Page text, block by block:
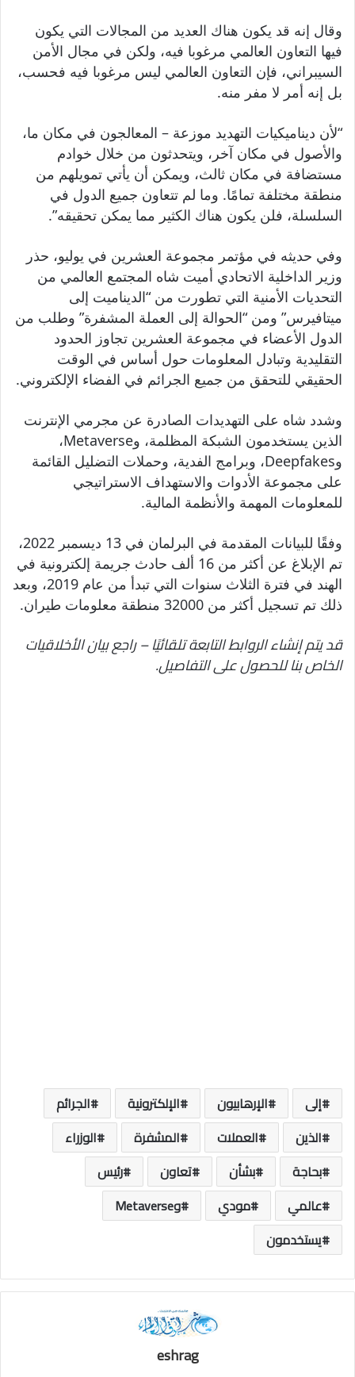
وقال إنه قد يكون هناك العديد من المجالات التي يكون
فيها التعاون العالمي مرغوبا فيه، ولكن في مجال الأمن
السيبراني، فإن التعاون العالمي ليس مرغوبا فيه فحسب،
بل إنه أمر لا مفر منه.
“لأن ديناميكيات التهديد موزعة – المعالجون في مكان ما،
والأصول في مكان آخر، ويتحدثون من خلال خوادم
مستضافة في مكان ثالث، ويمكن أن يأتي تمويلهم من
منطقة مختلفة تمامًا. وما لم تتعاون جميع الدول في
السلسلة، فلن يكون هناك الكثير مما يمكن تحقيقه”.
وفي حديثه في مؤتمر مجموعة العشرين في يوليو، حذر
وزير الداخلية الاتحادي أميت شاه المجتمع العالمي من
التحديات الأمنية التي تطورت من “الديناميت إلى
ميتافيرس” ومن “الحوالة إلى العملة المشفرة” وطلب من
الدول الأعضاء في مجموعة العشرين تجاوز الحدود
التقليدية وتبادل المعلومات حول أساس في الوقت
الحقيقي للتحقق من جميع الجرائم في الفضاء الإلكتروني.
وشدد شاه على التهديدات الصادرة عن مجرمي الإنترنت
الذين يستخدمون الشبكة المظلمة، وMetaverse،
وDeepfakes، وبرامج الفدية، وحملات التضليل القائمة
على مجموعة الأدوات والاستهداف الاستراتيجي
للمعلومات المهمة والأنظمة المالية.
وفقًا للبيانات المقدمة في البرلمان في 13 ديسمبر 2022،
تم الإبلاغ عن أكثر من 16 ألف حادث جريمة إلكترونية في
الهند في فترة الثلاث سنوات التي تبدأ من عام 2019، وبعد
ذلك تم تسجيل أكثر من 32000 منطقة معلومات طيران.
قد يتم إنشاء الروابط التابعة تلقائيًا – راجع بيان الأخلاقيات
الخاص بنا للحصول على التفاصيل.
إلى الإرهابيون الإلكترونية
الجرائم
الذين
العملات المشفرة
الوزراء
بحاجة
بشأن تعاون
رئيس
عالمي
مودي
وMetaverse
يستخدمون
eshrag